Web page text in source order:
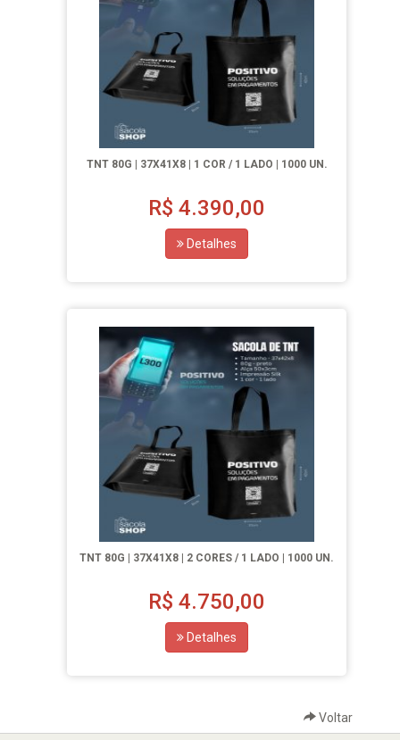
TNT 80G | 37X41X8 | 1 COR / 1 LADO | 1000 UN.
R$ 4.390,00
Detalhes
TNT 80G | 37X41X8 | 2 CORES / 1 LADO | 1000 UN.
R$ 4.750,00
Detalhes
Voltar